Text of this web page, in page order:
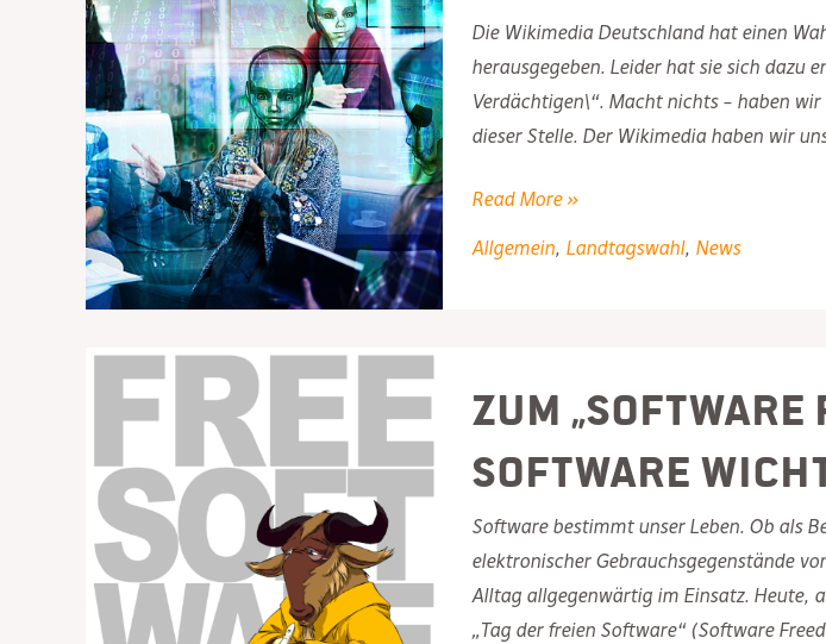
Piratenposition
Die Wikimedia Deutschland hat einen
herausgegeben. Leider hat sie sich dazu
Verdächtigen\“. Macht nichts – haben
dieser Stelle. Der Wikimedia haben wir
Digital-
Mat
PIRATEN
quasi
Read More »
Allgemein, Landtagswahl, News
Zum „Software
Software
Software bestimmt unser Leben. Ob als
elektronischer Gebrauchsgegenstände
Alltag allgegenwärtig im Einsatz. Heute,
„Tag der freien Software“ (Software